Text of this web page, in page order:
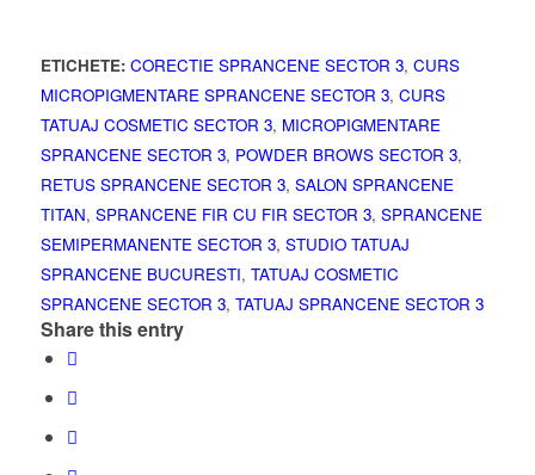
ETICHETE: CORECTIE SPRANCENE SECTOR 3, CURS
MICROPIGMENTARE SPRANCENE SECTOR 3, CURS
TATUAJ COSMETIC SECTOR 3, MICROPIGMENTARE
SPRANCENE SECTOR 3, POWDER BROWS SECTOR 3,
RETUS SPRANCENE SECTOR 3, SALON SPRANCENE
TITAN, SPRANCENE FIR CU FIR SECTOR 3, SPRANCENE
SEMIPERMANENTE SECTOR 3, STUDIO TATUAJ
SPRANCENE BUCURESTI, TATUAJ COSMETIC
SPRANCENE SECTOR 3, TATUAJ SPRANCENE SECTOR 3
Share this entry